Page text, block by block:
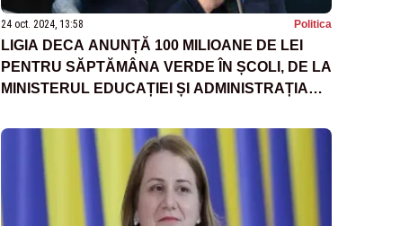
24 oct. 2024, 13:58 Politica
LIGIA DECA ANUNȚĂ 100 MILIOANE DE LEI
PENTRU SĂPTĂMÂNA VERDE ÎN ȘCOLI, DE LA
MINISTERUL EDUCAȚIEI ȘI ADMINISTRAȚIA